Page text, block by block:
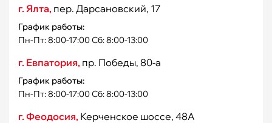
г. Ялта, пер. Дарсановский, 17
График работы:
Пн-Пт: 8:00-17:00 Сб: 8:00-13:00
г. Евпатория, пр. Победы, 80-а
График работы:
Пн-Пт: 8:00-17:00 Сб: 8:00-13:00
г. Феодосия, Керченское шоссе, 48А